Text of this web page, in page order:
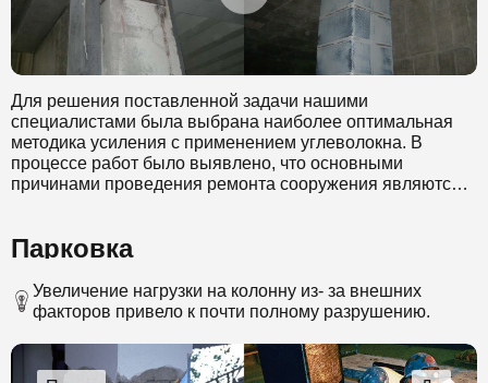
Для решения поставленной задачи нашими
специалистами была выбрана наиболее оптимальная
методика усиления с применением углеволокна. В
процессе работ было выявлено, что основными
причинами проведения ремонта сооружения являются
Нашими специалистами были произведены следующие
критические дефекты, которые потребовалось усилить.
Для того чтобы исключить вероятность разрушения
перекрытий композитными материалами. На
поврежденные перекрытия наклеивалось углеволокно,
Парковка
Увеличение нагрузки на колонну из- за внешних
факторов привело к почти полному разрушению.